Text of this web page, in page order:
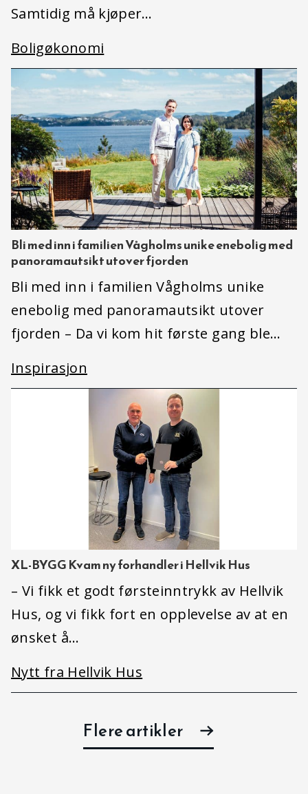
Samtidig må kjøper…
Boligøkonomi
Bli med inn i familien Vågholms unike enebolig med
panoramautsikt utover fjorden
Bli med inn i familien Vågholms unike
enebolig med panoramautsikt utover
fjorden – Da vi kom hit første gang ble…
Inspirasjon
XL-BYGG Kvam ny forhandler i Hellvik Hus
– Vi fikk et godt førsteinntrykk av Hellvik
Hus, og vi fikk fort en opplevelse av at en
ønsket å…
Nytt fra Hellvik Hus
Flere artikler